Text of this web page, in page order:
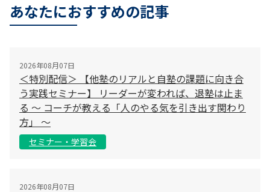
あなたにおすすめの記事
2026年08月07日
＜特別配信＞ 【他塾のリアルと自塾の課題に向き合
う実践セミナー】 リーダーが変われば、退塾は止ま
る 〜 コーチが教える「人のやる気を引き出す関わり
方」 〜
セミナー・学習会
2026年08月07日